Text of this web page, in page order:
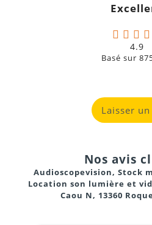
4.9
Basé sur
Laisser
Nos avis
Audioscopevision, Stock
Location son lumière et
Caou N, 13360